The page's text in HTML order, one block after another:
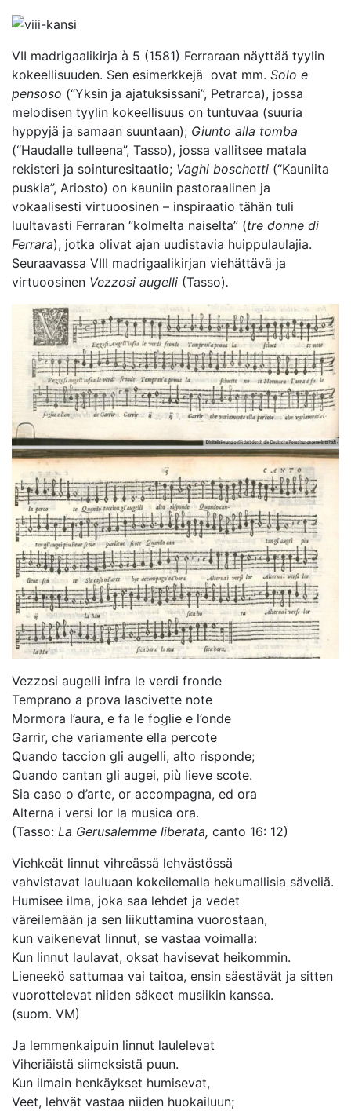
VII madrigaalikirja à 5 (1581) Ferraraan näyttää tyylin
kokeellisuuden. Sen esimerkkejä ovat mm. Solo e
pensoso (“Yksin ja ajatuksissani”, Petrarca), jossa
melodisen tyylin kokeellisuus on tuntuvaa (suuria
hyppyjä ja samaan suuntaan); Giunto alla tomba
(“Haudalle tulleena”, Tasso), jossa vallitsee matala
rekisteri ja sointuresitaatio; Vaghi boschetti (“Kauniita
puskia”, Ariosto) on kauniin pastoraalinen ja
vokaalisesti virtuoosinen – inspiraatio tähän tuli
luultavasti Ferraran “kolmelta naiselta” (tre donne di
Ferrara), jotka olivat ajan uudistavia huippulaulajia.
Seuraavassa VIII madrigaalikirjan viehättävä ja
virtuoosinen Vezzosi augelli (Tasso).
Vezzosi augelli infra le verdi fronde
Temprano a prova lascivette note
Mormora l’aura, e fa le foglie e l’onde
Garrir, che variamente ella percote
Quando taccion gli augelli, alto risponde;
Quando cantan gli augei, più lieve scote.
Sia caso o d’arte, or accompagna, ed ora
Alterna i versi lor la musica ora.
(Tasso: La Gerusalemme liberata, canto 16: 12)
Viehkeät linnut vihreässä lehvästössä
vahvistavat lauluaan kokeilemalla hekumallisia säveliä.
Humisee ilma, joka saa lehdet ja vedet
väreilemään ja sen liikuttamina vuorostaan,
kun vaikenevat linnut, se vastaa voimalla:
Kun linnut laulavat, oksat havisevat heikommin.
Lieneekö sattumaa vai taitoa, ensin säestävät ja sitten
vuorottelevat niiden säkeet musiikin kanssa.
(suom. VM)
Ja lemmenkaipuin linnut laulelevat
Viheriäistä siimeksistä puun.
Kun ilmain henkäykset humisevat,
Veet, lehvät vastaa niiden huokailuun;